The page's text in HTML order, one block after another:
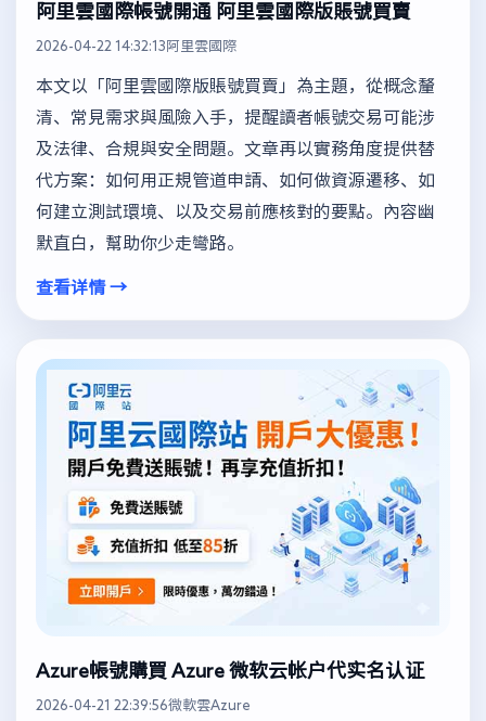
阿里雲國際帳號開通 阿里雲國際版賬號買賣
2026-04-22 14:32:13 阿里雲國際
本文以「阿里雲國際版賬號買賣」為主題，從概念釐
清、常見需求與風險入手，提醒讀者帳號交易可能涉
及法律、合規與安全問題。文章再以實務角度提供替
代方案：如何用正規管道申請、如何做資源遷移、如
何建立測試環境、以及交易前應核對的要點。內容幽
默直白，幫助你少走彎路。
查看详情 →
Azure帳號購買 Azure 微软云帐户代实名认证
2026-04-21 22:39:56微軟雲Azure